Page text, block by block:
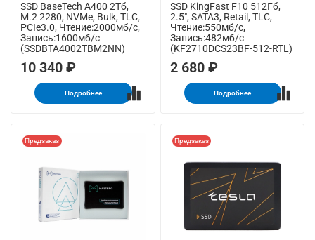
SSD BaseTech A400 2Тб,
M.2 2280, NVMe, Bulk, TLC,
PCIe3.0, Чтение:2000мб/с,
Запись:1600мб/с
(SSDBTA4002TBM2NN)
10 340 ₽
Подробнее
SSD KingFast F10 512Гб,
2.5", SATA3, Retail, TLC,
Чтение:550мб/с,
Запись:482мб/с
(KF2710DCS23BF-512-RTL)
2 680 ₽
Подробнее
Предзаказ Предзаказ